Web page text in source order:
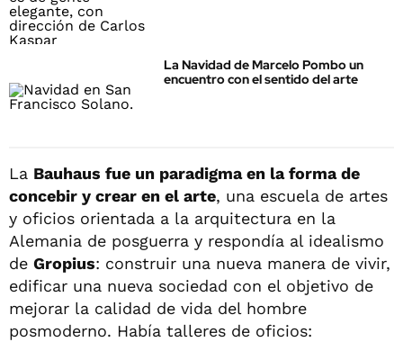
La Navidad de Marcelo Pombo un
encuentro con el sentido del arte
La Bauhaus fue un paradigma en la forma de
concebir y crear en el arte, una escuela de artes
y oficios orientada a la arquitectura en la
Alemania de posguerra y respondía al idealismo
de Gropius: construir una nueva manera de vivir,
edificar una nueva sociedad con el objetivo de
mejorar la calidad de vida del hombre
posmoderno. Había talleres de oficios: